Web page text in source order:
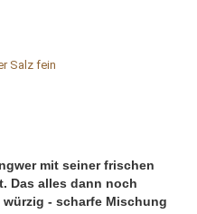
mit seiner frischen
Das alles dann noch
- scharfe Mischung